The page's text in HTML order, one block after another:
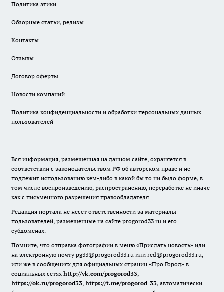
Политика этики
Обзорные статьи, релизы
Контакты
Отзывы
Договор оферты
Новости компаний
Политика конфиденциальности и обработки персональных данных
пользователей
Вся информация, размещенная на данном сайте, охраняется в
соответствии с законодательством РФ об авторском праве и не
подлежит использованию кем-либо в какой бы то ни было форме, в
том числе воспроизведению, распространению, переработке не иначе
как с письменного разрешения правообладателя.
Редакция портала не несет ответственности за материалы
пользователей, размещенные на сайте progorod33.ru и его
субдоменах.
Помните, что отправка фотографии в меню «Прислать новость» или
на электронную почту pg33@progorod33.ru или red@progorod33.ru,
или же в сообщениях для официальных страниц «Про Город» в
социальных сетях http://vk.com/progorod33,
https://ok.ru/progorod33, https://t.me/progorod_33, автоматически